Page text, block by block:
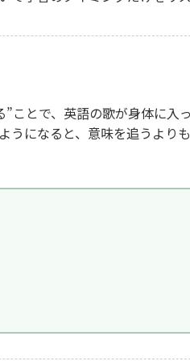
ことで、英語の歌が身体に入
うになると、意味を追うより